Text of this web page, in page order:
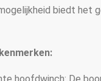
biedt het